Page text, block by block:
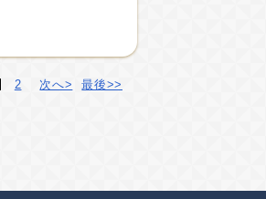
2 次へ> 最後>>